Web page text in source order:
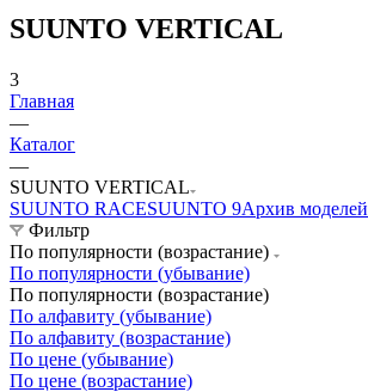
SUUNTO VERTICAL
3
Главная
—
Каталог
—
SUUNTO VERTICAL
SUUNTO RACESUUNTO 9Архив моделей
Фильтр
По популярности (возрастание)
По популярности (убывание)
По популярности (возрастание)
По алфавиту (убывание)
По алфавиту (возрастание)
По цене (убывание)
По цене (возрастание)